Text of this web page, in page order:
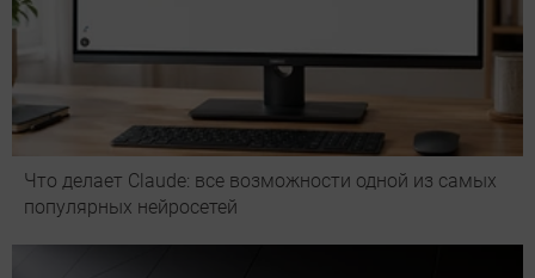
Что делает Сlaude: все возможности одной из самых
популярных нейросетей